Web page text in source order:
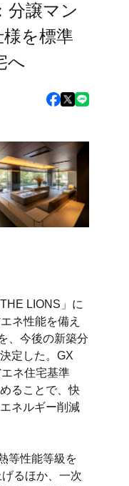
分譲マン
を標準
へ
LIONS」に
ネ性能を備え
、今後の新築分
定した。GX
ネ住宅基準
ることで、快
ネルギー削減
等性能等級を
るほか、一次